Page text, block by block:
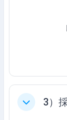
축소 3）